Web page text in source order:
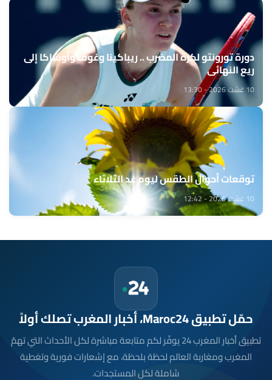
دورة تورونتو لكرة المضرب .. ريباكينا وغوف وأوساكا إلى
ريع النهائي
10 غشت 2026 - 13:30
توقعات أحوال الطقس ليوم غد الثلاثاء
10 غشت 2026 - 12:42
حمّل تطبيق Maroc24، أخبار المغرب تصلك أولاً
تطبيق أخبار المغرب 24 يوفّر لكم متابعة مباشرة لكل الأحداث التي تهمّ
المغرب ومغاربة العالم لحظة بلحظة، مع إشعارات فورية وتغطية
شاملة لكل المستجدات.